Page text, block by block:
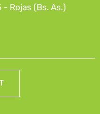
- Rojas (Bs. As.)